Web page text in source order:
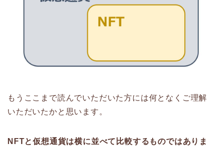
もうここまで読んでいただいた方には何となくご理解
いただいたかと思います。
NFTと仮想通貨は横に並べて比較するものではありま